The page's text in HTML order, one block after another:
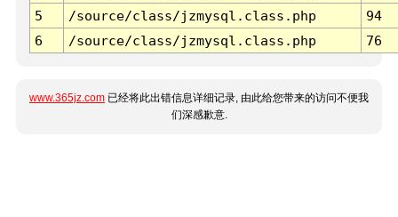
5
/source/class/jzmysql.class.php
94
6
/source/class/jzmysql.class.php 76
www.365jz.com 已经将此出错信息详细记录, 由此给您带来的访问不便我
们深感歉意.